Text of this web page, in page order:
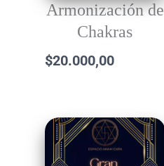
Armonización de
Chakras
$20.000,00